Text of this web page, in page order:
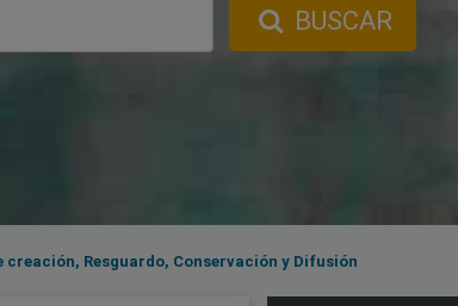
BUSCAR
creación, Resguardo, Conservación y Difusión